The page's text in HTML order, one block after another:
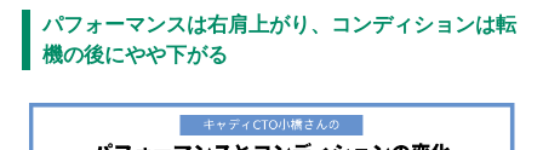
パフォーマンスは右肩上がり、コンディションは転
機の後にやや下がる